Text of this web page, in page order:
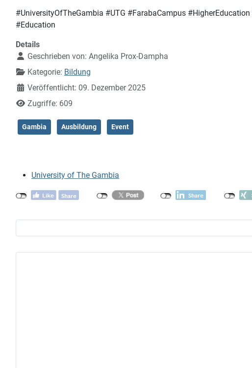
#UniversityOfTheGambia #UTG #FarabaCampus #HigherEducation
#Education
Details
Geschrieben von: Angelika Prox-Dampha
Kategorie: Bildung
Veröffentlicht: 09. Dezember 2025
Zugriffe: 609
Gambia Ausbildung Event
University of The Gambia